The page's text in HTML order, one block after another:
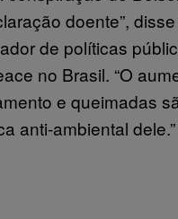
doente”,
de políticas
no Brasil. “O
e queimadas
anti-ambiental dele.”